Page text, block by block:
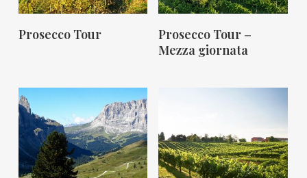
Mi Interessa!
Prosecco Tour Mi Interessa!
Prosecco Tour –
Mezza giornata